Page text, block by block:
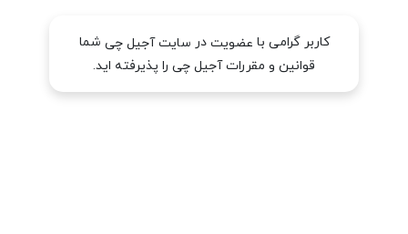
کاربر گرامی با عضویت در سایت آجیل چی شما
قوانین و مقررات آجیل چی را پذیرفته اید.